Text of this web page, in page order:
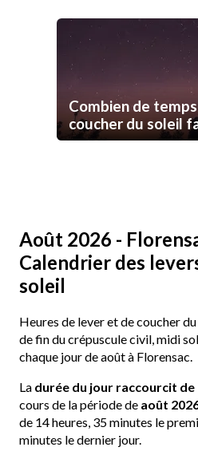
Combien de
coucher du soleil
Août 2026 -
Calendrier des
soleil
Heures de lever et de coucher
de fin du crépuscule civil, midi
chaque jour de août à Florensac.
La durée du jour raccourcit de
cours de la période de août
de 14 heures, 35 minutes le
minutes le dernier jour.